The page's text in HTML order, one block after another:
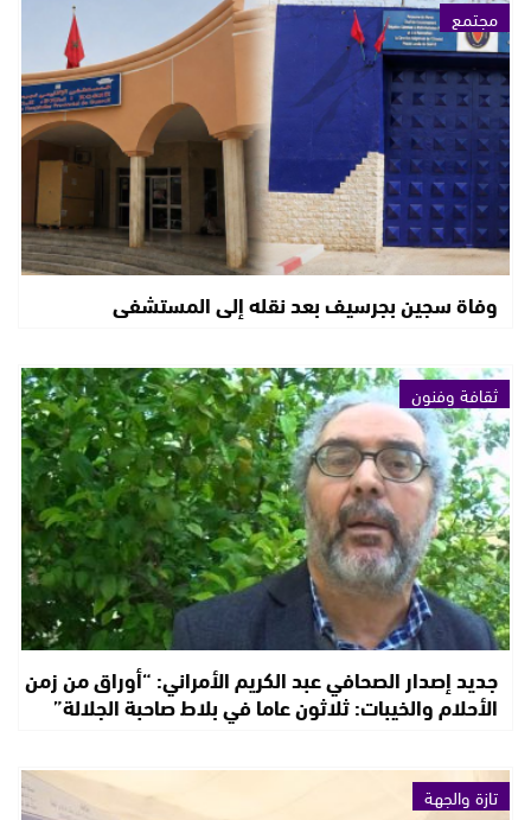
مجتمع
وفاة سجين بجرسيف بعد نقله إلى المستشفى
ثقافة وفنون
جديد إصدار الصحافي عبد الكريم الأمراني: “أوراق من زمن
الأحلام والخيبات: ثلاثون عاما في بلاط صاحبة الجلالة”
تازة والجهة